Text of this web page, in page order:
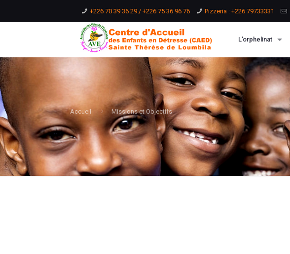
+226 70 39 36 29 / +226 75 36 96 76 Pizzeria : +226 79733331
L’orphelinat
Accueil Missions et Objectifs